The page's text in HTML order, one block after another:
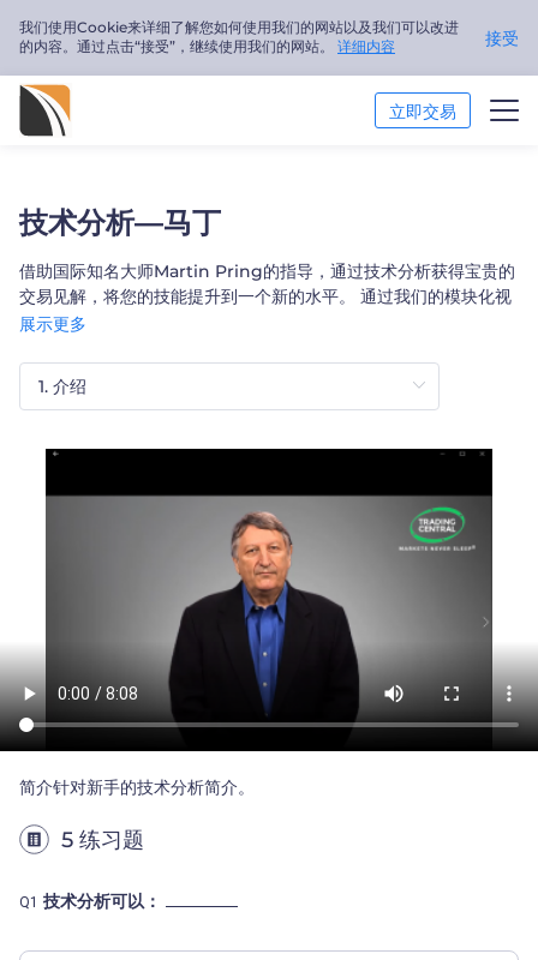
我们使用Cookie来详细了解您如何使用我们的网站以及我们可以改进
的内容。通过点击“接受”，继续使用我们的网站。 详细内容 接受
立即交易
交易培训
关于我们
简体中文
技术分析—马丁
借助国际知名大师Martin Pring的指导，通过技术分析获得宝贵的
交易见解，将您的技能提升到一个新的水平。 通过我们的模块化视
频教程按自己的进度学习，并通过在线测验对自己进行测试
展示更多
简介针对新手的技术分析简介。
5 练习题
Q1 技术分析可以：